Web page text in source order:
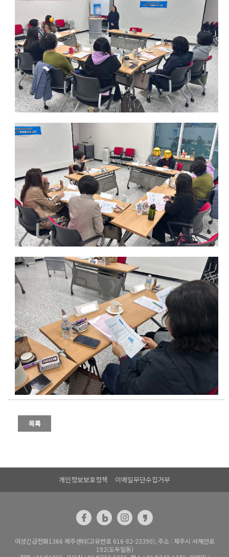
개인정보보호정책 이메일무단수집거부
여성긴급전화1366 제주센터(고유번호 616-82-23390), 주소 : 제주시 서해안로
192(도두일동)